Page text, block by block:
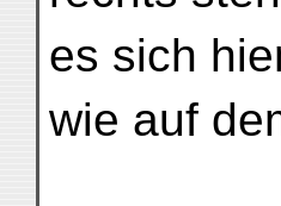
es sich
wie auf